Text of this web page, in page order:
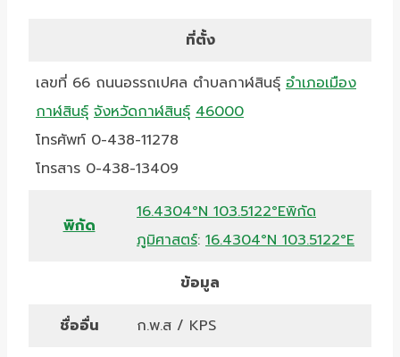
ที่ตั้ง
เลขที่ 66 ถนนอรรถเปศล ตำบลกาฬสินธุ์ อำเภอเมือง
กาฬสินธุ์ จังหวัดกาฬสินธุ์ 46000
โทรศัพท์ 0-438-11278
โทรสาร 0-438-13409
พิกัด
16.4304°N 103.5122°Eพิกัด
ภูมิศาสตร์: 16.4304°N 103.5122°E
ข้อมูล
ชื่ออื่น
ก.พ.ส / KPS